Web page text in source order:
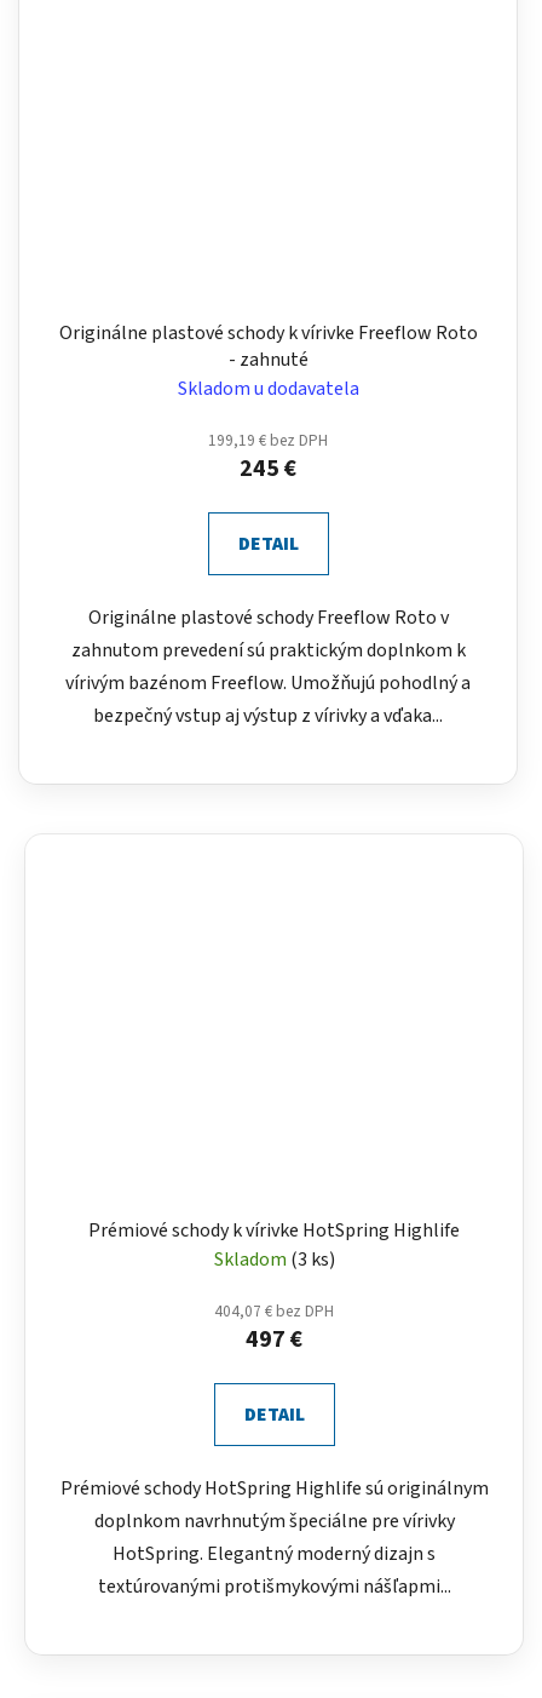
Originálne plastové schody k vírivke Freeflow Roto
- zahnuté
Skladom u dodavatela
199,19 € bez DPH
245 €
DETAIL
Originálne plastové schody Freeflow Roto v
zahnutom prevedení sú praktickým doplnkom k
vírivým bazénom Freeflow. Umožňujú pohodlný a
bezpečný vstup aj výstup z vírivky a vďaka...
Prémiové schody k vírivke HotSpring Highlife
Skladom (3 ks)
404,07 € bez DPH
497 €
DETAIL
Prémiové schody HotSpring Highlife sú originálnym
doplnkom navrhnutým špeciálne pre vírivky
HotSpring. Elegantný moderný dizajn s
textúrovanými protišmykovými nášľapmi...